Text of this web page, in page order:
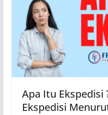
Apa Itu Ekspedisi
Ekspedisi